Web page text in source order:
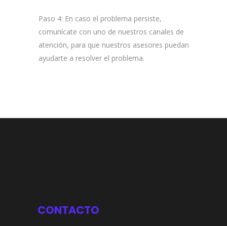
Paso 4: En caso el problema persiste,
comunícate con uno de nuestros canales de
atención, para que nuestros asesores puedan
ayudarte a resolver el problema.
CONTACTO